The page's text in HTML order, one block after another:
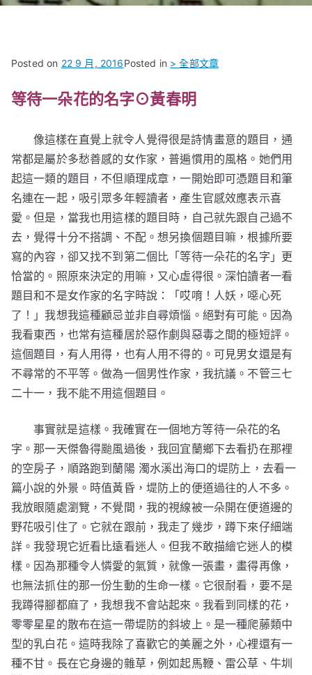
Posted on 22 9 月, 2016Posted in > 全部文章
等待一朵花的名字⊙黃春明
像這樣在直覺上就令人覺得很是詩情畫意的題目，通
常都是屬於多愁善感的女作家，普遍慣用的風格。她們用
起這一類的題目，不但順理成章，一開始即可憑題目和筆
名連在一起，吸引眾多年輕讀者，產生官感效應表示喜
愛。但是，當我也用這樣的題目時，自己就先跟自己過不
去，覺得十分不搭調、不配。想另換個題目嘛，根據所要
寫的內容，卻又找不到第二個比「等待一朵花的名字」更
恰當的。照原來決定的用嘛，又心虛得很。深怕讀者一看
題目和不是女作家的名字時說：「哎唷！人妖，噁心死
了！」我想我這種顧忌並非自尋煩惱。絕對有可能。因為
我看東西，也常有這種居於惡作劇與惡毒之間的極短評。
這個題目，有人用得，也有人用不得的。可見男女還是有
不尋常的不平等。做為一個男性作家，我抗議。不管三七
二十一，我不能不用這個題目。
事實就是這樣。我確實在一個地方等待一朵花的名
字。那一天傑魯得颱風過後，我回宜蘭鄉下去看扔在那裡
的空房子，順路跑到蘭陽 濁水溪出海口的堤防上，去看一
篇小說的外景。時值黃昏，堤防上的便道過往的人不多。
我放眼隨處瀏覽，不覺間，我的視線被一朵開在便道邊的
野花吸引住了。它就在跟前，我走了幾步，蹲下來仔細端
詳。我發現它近看比遠看迷人。但我不敢描繪它迷人的模
樣。因為那種令人憐愛的氣質，就像一張畫，畫得再像，
也無法抓住的那一份生動的生命一樣。它很耐看，要不是
我蹲得腳都麻了，我想我不會站起來。我看到同樣的花，
零零星星的散布在這一帶堤防的斜坡上。是一種爬藤類中
型的乳白花。這時我除了喜歡它的美麗之外，心裡還有一
種不甘。長在它身邊的雜草，例如起馬鞭、雷公草、牛圳